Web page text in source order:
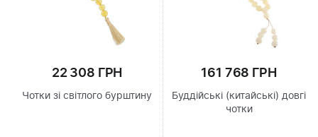
22 308 ГРН
Чотки зі світлого бурштину
161 768 ГРН
Буддійські (китайські) довгі
чотки